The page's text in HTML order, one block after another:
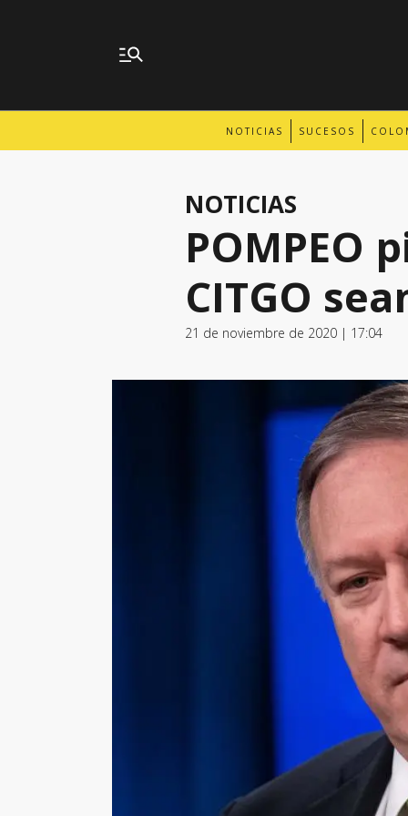
NOTICIAS SUCESOS
NOTICIAS
POMPEO
CITGO
21 de noviembre de 2020 | 17:04